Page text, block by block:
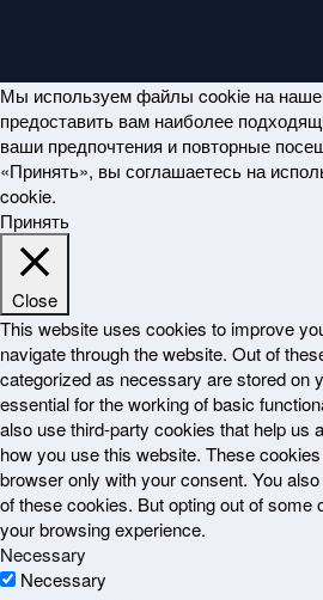
Мы используем файлы cookie на
предоставить вам наиболее
ваши предпочтения и повторные
«Принять», вы соглашаетесь на
cookie.
Принять
Close
This website uses cookies to improve
navigate through the website. Out of
categorized as necessary are stored on
essential for the working of basic
also use third-party cookies that help us
how you use this website. These
browser only with your consent. You
of these cookies. But opting out of
your browsing experience.
Necessary
Necessary